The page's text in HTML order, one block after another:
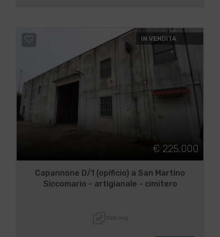
IN VENDITA
€ 225.000
Capannone D/1 (opificio) a San Martino
Siccomario - artigianale - cimitero
300 mq